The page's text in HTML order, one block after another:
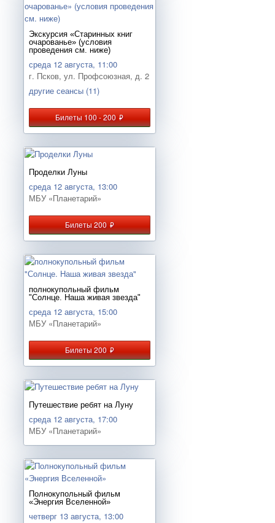
Экскурсия «Старинных книг
очарованье» (условия
проведения см. ниже)
среда 12 августа, 11:00
г. Псков, ул. Профсоюзная, д. 2
другие сеансы (11)
Билеты 100 - 200руб.
Проделки Луны
среда 12 августа, 13:00
МБУ «Планетарий»
Билеты 200руб.
полнокупольный фильм
"Солнце. Наша живая звезда"
среда 12 августа, 15:00
МБУ «Планетарий»
Билеты 200руб.
Путешествие ребят на Луну
среда 12 августа, 17:00
МБУ «Планетарий»
Полнокупольный фильм
«Энергия Вселенной»
четверг 13 августа, 13:00